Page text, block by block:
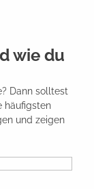
wie du
Dann solltest
häufigsten
und zeigen